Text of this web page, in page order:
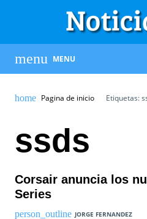
MENU
Pagina de inicio Etiquetas:
ssds
Corsair anuncia los
Series
JORGE FERNANDEZ